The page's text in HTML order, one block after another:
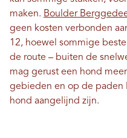
maken. Boulder
geen kosten verbonden
12, hoewel sommige
de route – buiten de
mag gerust een hond
gebieden en op de paden
hond aangelijnd zijn.